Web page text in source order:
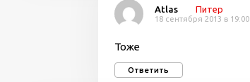
Atlas Питер
18 сентября 2013 в 19:00
Тоже
Ответить